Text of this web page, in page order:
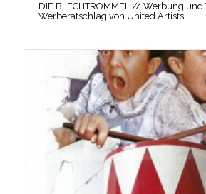
DIE BLECHTROMMEL // Werbung
Werberatschlag von United Artists